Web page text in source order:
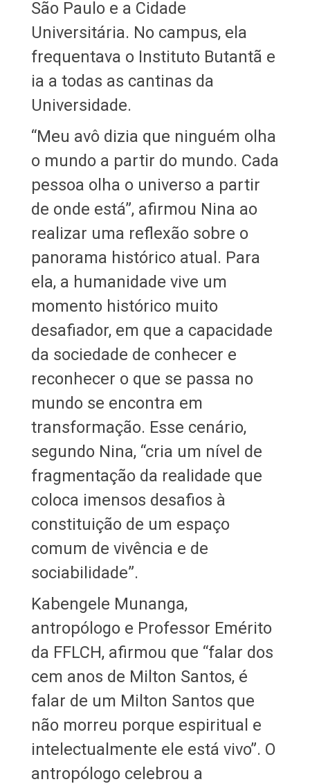
São Paulo e a Cidade
Universitária. No campus, ela
frequentava o Instituto Butantã e
ia a todas as cantinas da
Universidade.
“Meu avô dizia que ninguém olha
o mundo a partir do mundo. Cada
pessoa olha o universo a partir
de onde está”, afirmou Nina ao
realizar uma reflexão sobre o
panorama histórico atual. Para
ela, a humanidade vive um
momento histórico muito
desafiador, em que a capacidade
da sociedade de conhecer e
reconhecer o que se passa no
mundo se encontra em
transformação. Esse cenário,
segundo Nina, “cria um nível de
fragmentação da realidade que
coloca imensos desafios à
constituição de um espaço
comum de vivência e de
sociabilidade”.
Kabengele Munanga,
antropólogo e Professor Emérito
da FFLCH, afirmou que “falar dos
cem anos de Milton Santos, é
falar de um Milton Santos que
não morreu porque espiritual e
intelectualmente ele está vivo”. O
antropólogo celebrou a